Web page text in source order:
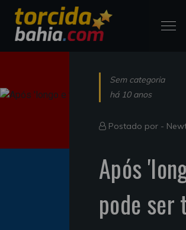
Sem categoria
há 10 anos
Postado por -
Após
pode ser